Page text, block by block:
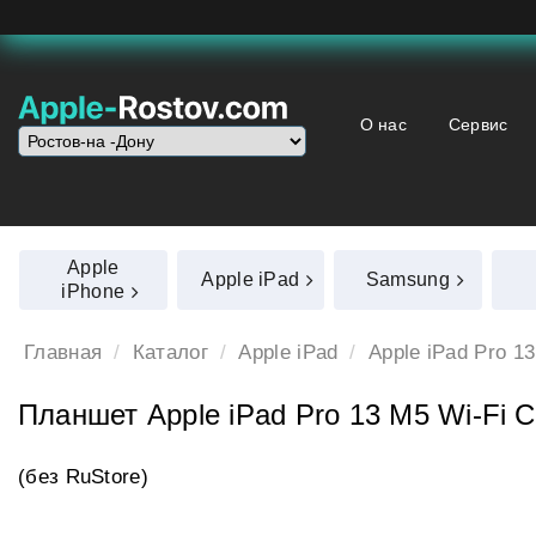
О нас Сервис
Apple
iPhone
Apple iPad Samsung
Главная Каталог Apple iPad Apple iPad Pro
Планшет Apple iPad Pro 13 M5 Wi‑Fi
(без RuStore)